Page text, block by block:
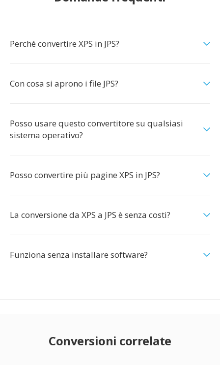
Perché convertire XPS in JPS?
Con cosa si aprono i file JPS?
Posso usare questo convertitore su qualsiasi
sistema operativo?
Posso convertire più pagine XPS in JPS?
La conversione da XPS a JPS è senza costi?
Funziona senza installare software?
Conversioni correlate